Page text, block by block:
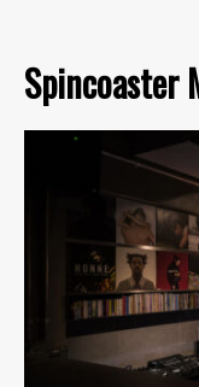
Spincoaster